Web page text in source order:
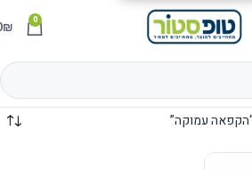
0
₪
“הקפאה עמוקה”